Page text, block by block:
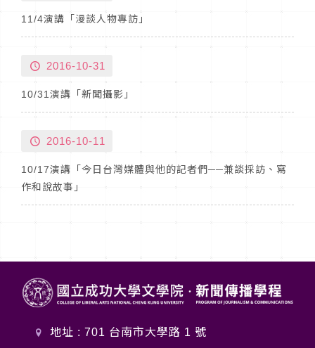
11/4演講「漫談人物專訪」
2016-10-31
10/31演講「新聞攝影」
2016-10-11
10/17演講「今日台灣媒體與他的記者們──兼談採訪、寫
作和說故事」
地址 : 701 台南市大學路 1 號